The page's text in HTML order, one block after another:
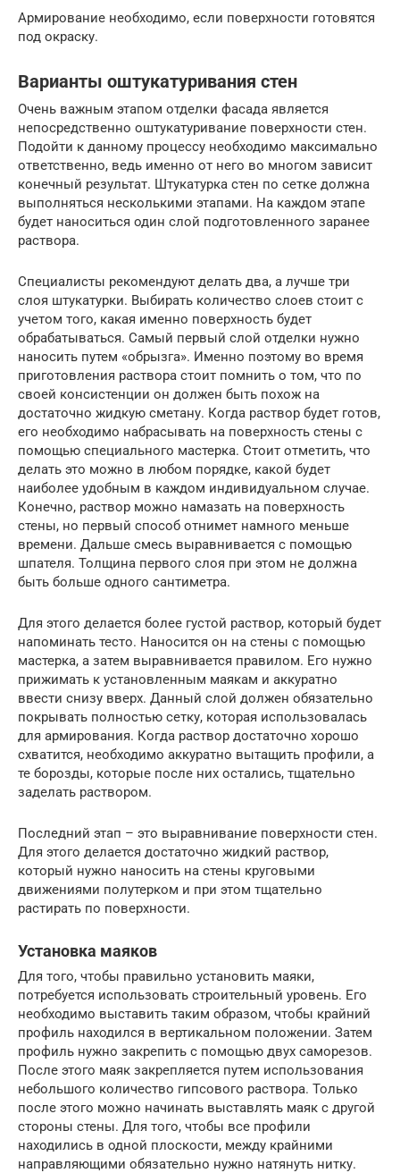
Армирование необходимо, если поверхности готовятся
под окраску.
Варианты оштукатуривания стен
Очень важным этапом отделки фасада является
непосредственно оштукатуривание поверхности стен.
Подойти к данному процессу необходимо максимально
ответственно, ведь именно от него во многом зависит
конечный результат. Штукатурка стен по сетке должна
выполняться несколькими этапами. На каждом этапе
будет наноситься один слой подготовленного заранее
раствора.
Специалисты рекомендуют делать два, а лучше три
слоя штукатурки. Выбирать количество слоев стоит с
учетом того, какая именно поверхность будет
обрабатываться. Самый первый слой отделки нужно
наносить путем «обрызга». Именно поэтому во время
приготовления раствора стоит помнить о том, что по
своей консистенции он должен быть похож на
достаточно жидкую сметану. Когда раствор будет готов,
его необходимо набрасывать на поверхность стены с
помощью специального мастерка. Стоит отметить, что
делать это можно в любом порядке, какой будет
наиболее удобным в каждом индивидуальном случае.
Конечно, раствор можно намазать на поверхность
стены, но первый способ отнимет намного меньше
времени. Дальше смесь выравнивается с помощью
шпателя. Толщина первого слоя при этом не должна
быть больше одного сантиметра.
Для этого делается более густой раствор, который будет
напоминать тесто. Наносится он на стены с помощью
мастерка, а затем выравнивается правилом. Его нужно
прижимать к установленным маякам и аккуратно
ввести снизу вверх. Данный слой должен обязательно
покрывать полностью сетку, которая использовалась
для армирования. Когда раствор достаточно хорошо
схватится, необходимо аккуратно вытащить профили, а
те борозды, которые после них остались, тщательно
заделать раствором.
Последний этап – это выравнивание поверхности стен.
Для этого делается достаточно жидкий раствор,
который нужно наносить на стены круговыми
движениями полутерком и при этом тщательно
растирать по поверхности.
Установка маяков
Для того, чтобы правильно установить маяки,
потребуется использовать строительный уровень. Его
необходимо выставить таким образом, чтобы крайний
профиль находился в вертикальном положении. Затем
профиль нужно закрепить с помощью двух саморезов.
После этого маяк закрепляется путем использования
небольшого количество гипсового раствора. Только
после этого можно начинать выставлять маяк с другой
стороны стены. Для того, чтобы все профили
находились в одной плоскости, между крайними
направляющими обязательно нужно натянуть нитку.